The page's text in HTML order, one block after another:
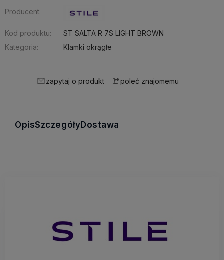
Producent:
Kod produktu:
ST SALTA R 7S LIGHT BROWN
Kategoria:
Klamki okrągłe
zapytaj o produkt poleć znajomemu
OpisSzczegółyDostawa